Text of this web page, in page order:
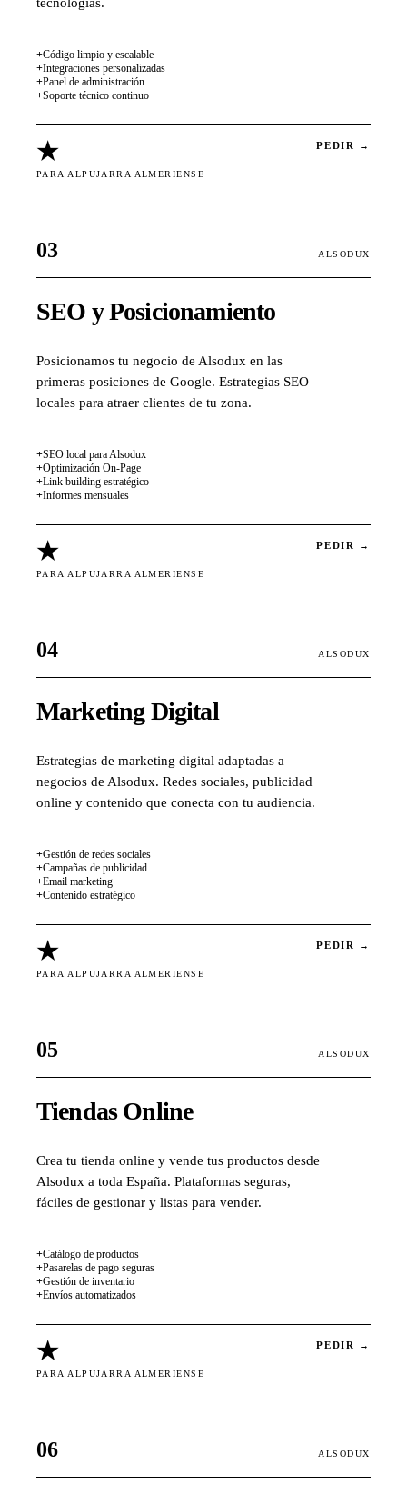
+Código limpio y escalable
+Integraciones personalizadas
+Panel de administración
+Soporte técnico continuo
★
PARA ALPUJARRA ALMERIENSE
PEDIR →
03 ALSODUX
SEO y Posicionamiento
Posicionamos tu negocio de Alsodux en las
primeras posiciones de Google. Estrategias SEO
locales para atraer clientes de tu zona.
+SEO local para Alsodux
+Optimización On-Page
+Link building estratégico
+Informes mensuales
★
PARA ALPUJARRA ALMERIENSE
PEDIR →
04 ALSODUX
Marketing Digital
Estrategias de marketing digital adaptadas a
negocios de Alsodux. Redes sociales, publicidad
online y contenido que conecta con tu audiencia.
+Gestión de redes sociales
+Campañas de publicidad
+Email marketing
+Contenido estratégico
★
PARA ALPUJARRA ALMERIENSE
PEDIR →
05 ALSODUX
Tiendas Online
Crea tu tienda online y vende tus productos desde
Alsodux a toda España. Plataformas seguras,
fáciles de gestionar y listas para vender.
+Catálogo de productos
+Pasarelas de pago seguras
+Gestión de inventario
+Envíos automatizados
★
PARA ALPUJARRA ALMERIENSE
PEDIR →
06 ALSODUX